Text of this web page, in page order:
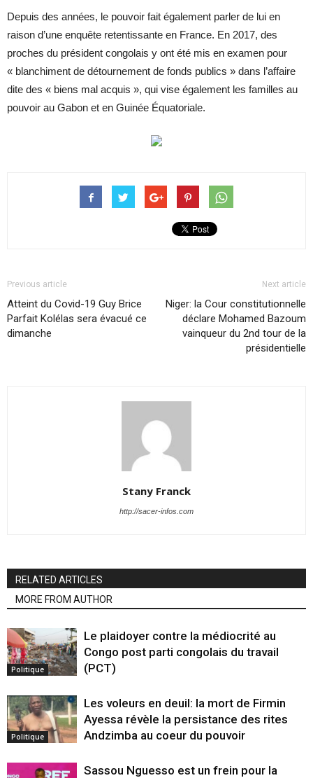
Depuis des années, le pouvoir fait également parler de lui en
raison d’une enquête retentissante en France. En 2017, des
proches du président congolais y ont été mis en examen pour
« blanchiment de détournement de fonds publics » dans l’affaire
dite des « biens mal acquis », qui vise également les familles au
pouvoir au Gabon et en Guinée Équatoriale.
Previous article
Atteint du Covid-19 Guy Brice
Parfait Kolélas sera évacué ce
dimanche
Next article
Niger: la Cour constitutionnelle
déclare Mohamed Bazoum
vainqueur du 2nd tour de la
présidentielle
Stany Franck
http://sacer-infos.com
RELATED ARTICLES
MORE FROM AUTHOR
Politique
Le plaidoyer contre la médiocrité au
Congo post parti congolais du travail
(PCT)
Politique
Les voleurs en deuil: la mort de Firmin
Ayessa révèle la persistance des rites
Andzimba au coeur du pouvoir
Sassou Nguesso est un frein pour la